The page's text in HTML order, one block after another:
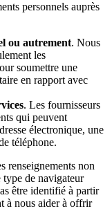
personnels auprès
ou autrement. Nous
les
soumettre une
en rapport avec
. Les fournisseurs
qui peuvent
électronique, une
téléphone.
renseignements non
type de navigateur
être identifié à partir
à nous aider à offrir